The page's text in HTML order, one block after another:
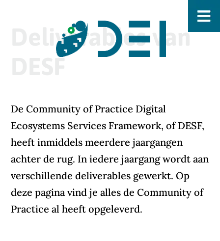
Deliverables van
DESF
De Community of Practice Digital
Ecosystems Services Framework, of DESF,
heeft inmiddels meerdere jaargangen
achter de rug. In iedere jaargang wordt aan
verschillende deliverables gewerkt. Op
deze pagina vind je alles de Community of
Practice al heeft opgeleverd.